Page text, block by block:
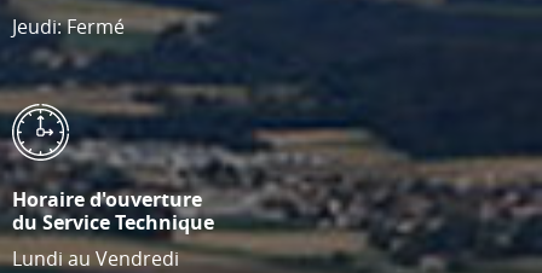
Jeudi: Fermé
Horaire d'ouverture
du Service Technique
Lundi au Vendredi